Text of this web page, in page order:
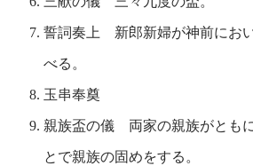
誓詞奏上 新郎新婦が神前にお
べる。
玉串奉奠
親族盃の儀 両家の親族がとも
とで親族の固めをする。